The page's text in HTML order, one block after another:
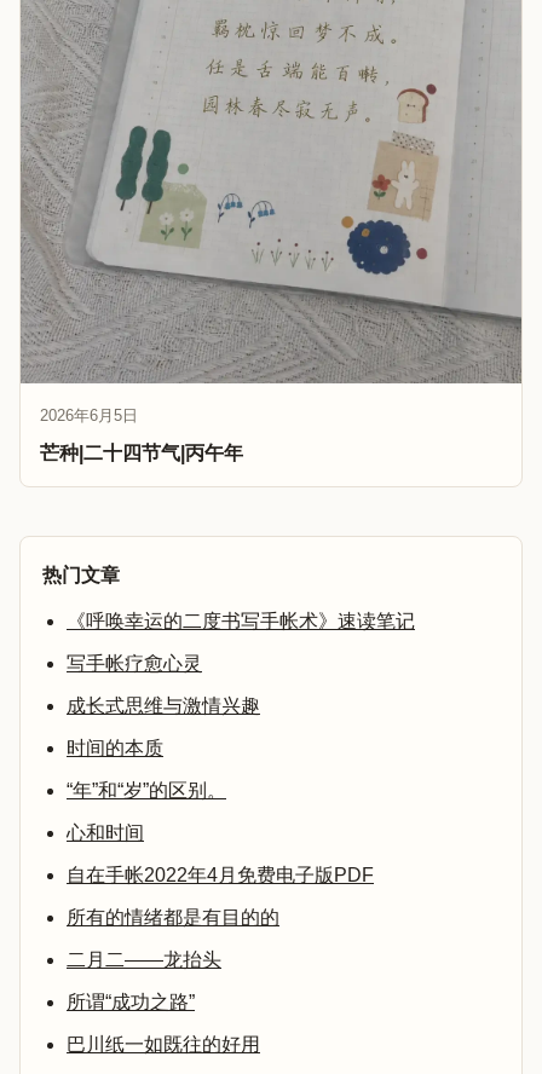
2026年6月5日
芒种|二十四节气|丙午年
热门文章
《呼唤幸运的二度书写手帐术》速读笔记
写手帐疗愈心灵
成长式思维与激情兴趣
时间的本质
“年”和“岁”的区别。
心和时间
自在手帐2022年4月免费电子版PDF
所有的情绪都是有目的的
二月二——龙抬头
所谓“成功之路”
巴川纸一如既往的好用